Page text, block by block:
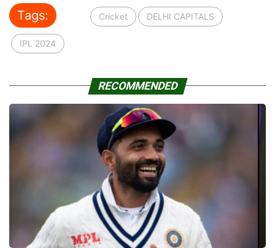
Tags: Cricket DELHI CAPITALS
IPL 2024
RECOMMENDED